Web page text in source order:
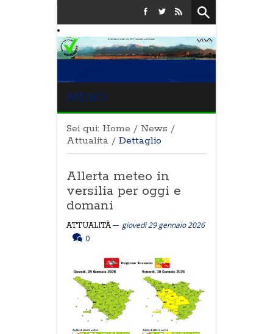
MENU
Sei qui: Home / News /
Attualità / Dettaglio
Allerta meteo in
versilia per oggi e
domani
ATTUALITÀ
giovedì 29 gennaio 2026
0